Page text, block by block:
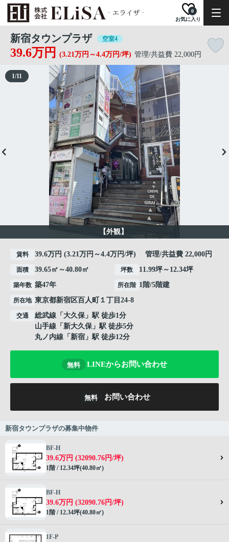
お気に入り
0
新宿タウンプラザ 空室4
39.6万円 (3.21万円～4.4万円/坪) 管理/共益費 22,000円
【外観】
1/11
賃料 39.6万円 (3.21万円～4.4万円/坪) 管理/共益費 22,000円
面積 39.65㎡～40.80㎡ 坪数 11.99坪～12.34坪
築年数 築47年 所在階 1階/5階建
所在地 東京都新宿区百人町 １丁目24-8
交通 総武線 「 大久保 」駅 徒歩1分
山手線 「 新大久保 」駅 徒歩5分
丸ノ内線 「 新宿 」駅 徒歩12分
無料 LINEからお問い合わせ
無料 お問い合わせ
新宿タウンプラザの募集中物件
BF-H
39.6万円 (32090.76円/坪)
1階 / 12.34坪(40.80㎡)
BF-H
39.6万円 (32090.76円/坪)
1階 / 12.34坪(40.80㎡)
1F-P